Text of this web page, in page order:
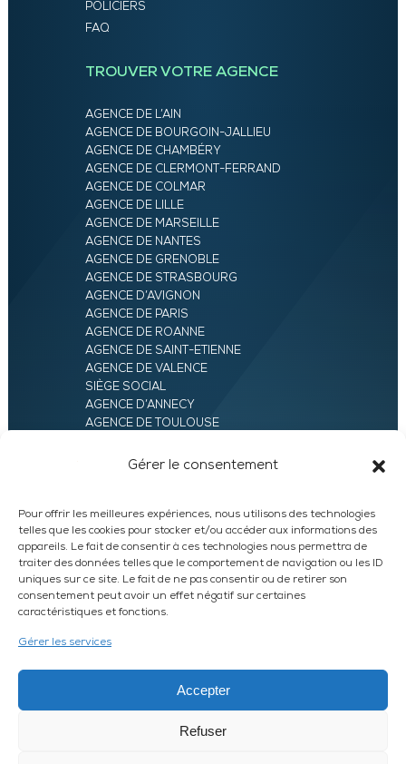
Gérer le consentement
Pour offrir les meilleures expériences, nous utilisons des technologies
telles que les cookies pour stocker et/ou accéder aux informations des
appareils. Le fait de consentir à ces technologies nous permettra de
traiter des données telles que le comportement de navigation ou les ID
uniques sur ce site. Le fait de ne pas consentir ou de retirer son
consentement peut avoir un effet négatif sur certaines
caractéristiques et fonctions.
Gérer les services
Accepter
Refuser
POLICIERS
FAQ
TROUVER VOTRE AGENCE
AGENCE DE L’AIN
AGENCE DE BOURGOIN-JALLIEU
AGENCE DE CHAMBÉRY
AGENCE DE CLERMONT-FERRAND
AGENCE DE COLMAR
AGENCE DE LILLE
AGENCE DE MARSEILLE
AGENCE DE NANTES
AGENCE DE GRENOBLE
AGENCE DE STRASBOURG
AGENCE D’AVIGNON
AGENCE DE PARIS
AGENCE DE ROANNE
AGENCE DE SAINT-ETIENNE
AGENCE DE VALENCE
SIÈGE SOCIAL
AGENCE D’ANNECY
AGENCE DE TOULOUSE
AGENCE D’ORLÉANS
MENTIONS LÉGALES/PLAN DU SITE